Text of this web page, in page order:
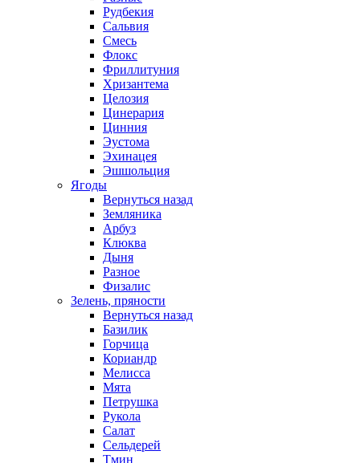
Рудбекия
Сальвия
Смесь
Флокс
Фриллитуния
Хризантема
Целозия
Цинерария
Цинния
Эустома
Эхинацея
Эшшольция
Ягоды
Вернуться назад
Земляника
Арбуз
Клюква
Дыня
Разное
Физалис
Зелень, пряности
Вернуться назад
Базилик
Горчица
Кориандр
Мелисса
Мята
Петрушка
Рукола
Салат
Сельдерей
Тмин